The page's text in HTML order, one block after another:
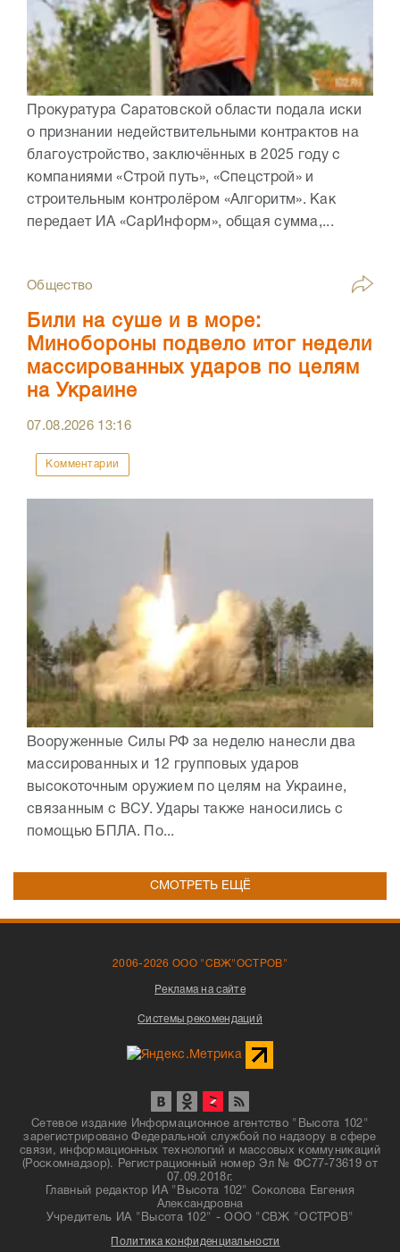
Прокуратура Саратовской области подала иски
о признании недействительными контрактов на
благоустройство, заключённых в 2025 году с
компаниями «Строй путь», «Спецстрой» и
строительным контролёром «Алгоритм». Как
передает ИА «СарИнформ», общая сумма,...
Общество
Били на суше и в море:
Минобороны подвело итог недели
массированных ударов по целям
на Украине
07.08.2026 13:16
Комментарии
Вооруженные Силы РФ за неделю нанесли два
массированных и 12 групповых ударов
высокоточным оружием по целям на Украине,
связанным с ВСУ. Удары также наносились с
помощью БПЛА. По...
СМОТРЕТЬ ЕЩЁ
2006-2026 ООО "СВЖ"ОСТРОВ"
Реклама на сайте
Системы рекомендаций
Сетевое издание Информационное агентство "Высота 102"
зарегистрировано Федеральной службой по надзору в сфере
связи, информационных технологий и массовых коммуникаций
(Роскомнадзор). Регистрационный номер Эл № ФС77-73619 от
07.09.2018г.
Главный редактор ИА "Высота 102" Соколова Евгения
Александровна
Учредитель ИА "Высота 102" - ООО "СВЖ "ОСТРОВ"
Политика конфиденциальности